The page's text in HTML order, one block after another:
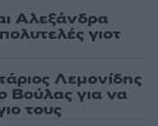
Αλεξάνδρα
γιοτ
Λεμονίδης
Βούλας για να
τους